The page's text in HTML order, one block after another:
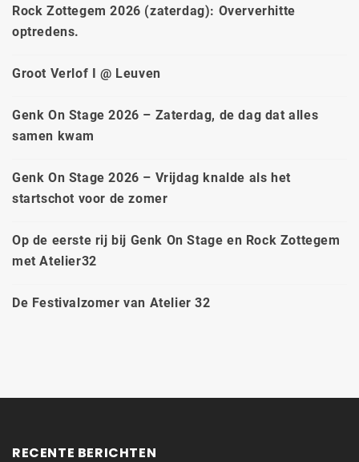
Rock Zottegem 2026 (zaterdag): Oververhitte
optredens.
Groot Verlof I @ Leuven
Genk On Stage 2026 – Zaterdag, de dag dat alles
samen kwam
Genk On Stage 2026 – Vrijdag knalde als het
startschot voor de zomer
Op de eerste rij bij Genk On Stage en Rock Zottegem
met Atelier32
De Festivalzomer van Atelier 32
RECENTE BERICHTEN